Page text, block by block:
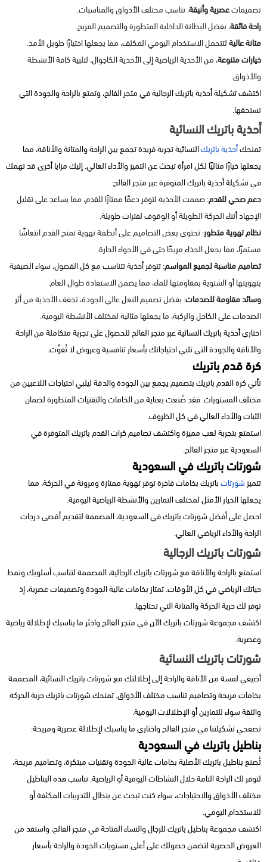
تصميماتعصرية وأنيقة، تناسب مختلف الأذواق والمناسبات.
راحة فائقة، بفضل البطانة الداخلية المتطورة والتصميم المريح.
متانة عاليةلتتحمل الاستخدام اليومي المكثف، مما يجعلها اختيارًا طويل الأمد.
خيارات متنوعة، من الأحذية الرياضية إلى الأحذية الكاجوال، لتلبية كافة الأنشطة
والأذواق.
اكتشف تشكيلة أحذية باتريك الرجالية في متجر الفالح، وتمتع بالراحة والجودة التي
تستحقها.
أحذية باتريك النسائية
تمنحكأحذية باتريكالنسائية تجربة فريدة تجمع بين الراحة والمتانة والأناقة، مما
يجعلها خيارًا مثاليًا لكل امرأة تبحث عن التميز والأداء العالي. إليك مزايا أخرى قد تهمك
في تشكيلة أحذية باتريك المتوفرة عبر متجر الفالح:
دعم صحي للقدم: صممت الأحذية لتوفر دعمًا ممتازًا للقدم، مما يساعد على تقليل
الإجهاد أثناء الحركة الطويلة أو الوقوف لفترات طويلة.
نظام تهوية متطور: تحتوي بعض التصاميم على أنظمة تهوية تمنح القدم انتعاشًا
مستمرًا، مما يجعل الحذاء مريحًا حتى في الأجواء الحارة.
تصاميم مناسبة لجميع المواسم: تتوفر أحذية تتناسب مع كل الفصول، سواء الصيفية
بتهويتها أو الشتوية بمقاومتها للماء، مما يضمن الاستفادة طوال العام.
وسائد مقاومة للصدمات: بفضل تصميم النعل عالي الجودة، تخفف الأحذية من أثر
الصدمات على الكاحل والركبة، ما يجعلها مثالية لمختلف الأنشطة اليومية.
اختاري أحذية باتريك النسائية عبر متجر الفالح للحصول على تجربة متكاملة من الراحة
والأناقة والجودة التي تلبي احتياجاتك بأسعار تنافسية وعروض لا تُفوَّت.
كرة قدم باتريك
تأتي كرة القدم باتريك بتصميم يجمع بين الجودة والدقة ليلبي احتياجات اللاعبين من
مختلف المستويات. فقد صُنعت بعناية من الخامات والتقنيات المتطورة لضمان
الثبات والأداء العالي في كل الظروف.
استمتع بتجربة لعب مميزة واكتشف تصاميم كرات القدم باتريك المتوفرة في
السعودية عبر متجر الفالح.
شورتات باتريك في السعودية
تتميزشورتاتباتريك بخامات فاخرة توفر تهوية ممتازة ومرونة في الحركة، مما
يجعلها الخيار الأمثل لمختلف التمارين والأنشطة الرياضية اليومية.
احصل على أفضل شورتات باتريك في السعودية، المصممة لتقديم أقصى درجات
الراحة والأداء الرياضي العالي.
شورتات باتريك الرجالية
استمتع بالراحة والأناقة مع شورتات باتريك الرجالية، المصممة لتناسب أسلوبك ونمط
حياتك الرياضي في كل الأوقات. تمتاز بخامات عالية الجودة وتصميمات عصرية، إذ
توفر لك حرية الحركة والمتانة التي تحتاجها.
اكتشف مجموعة شورتات باتريك الآن في متجر الفالح واختَر ما يناسبك لإطلالة رياضية
وعصرية.
شورتات باتريك النسائية
أضيفي لمسة من الأناقة والراحة إلى إطلالتك مع شورتات باتريك النسائية، المصممة
بخامات مريحة وتصاميم تناسب مختلف الأذواق. تمنحك شورتات باتريك حرية الحركة
والثقة سواء للتمارين أو الإطلالات اليومية.
تصفحي تشكيلتنا في متجر الفالح واختاري ما يناسبك لإطلالة عصرية ومريحة:
بناطيل باتريك في السعودية
تُصنع بناطيل باتريك الأصلية بخامات عالية الجودة وتقنيات مبتكرة، وتصاميم مريحة،
لتوفر لك الراحة التامة خلال النشاطات اليومية أو الرياضية. تناسب هذه البناطيل
مختلف الأذواق والاحتياجات، سواء كنت تبحث عن بنطال للتدريبات المكثفة أو
للاستخدام اليومي.
اكتشف مجموعة بناطيل باتريك للرجال والنساء المتاحة في متجر الفالح، واستفد من
العروض الحصرية لتضمن حصولك على أعلى مستويات الجودة والراحة بأسعار